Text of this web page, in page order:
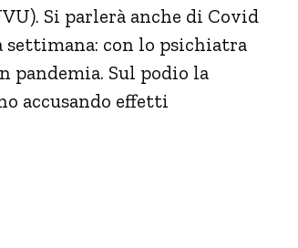
Si parlerà anche di Covid
con lo psichiatra
pandemia. Sul podio la
accusando effetti